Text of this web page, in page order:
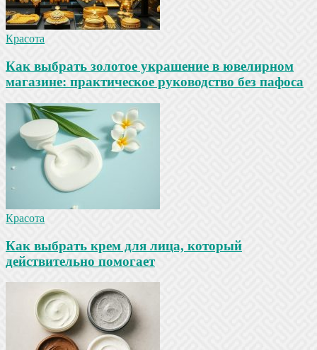
Красота
Как выбрать золотое украшение в ювелирном
магазине: практическое руководство без пафоса
Красота
Как выбрать крем для лица, который
действительно помогает